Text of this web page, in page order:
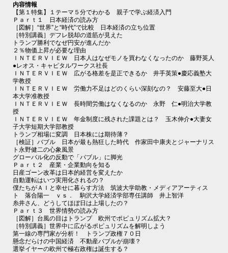
内容情報
【第１特集】１テーマ５分でわかる 親子で学ぶ経済入門
Ｐａｒｔ１ 日本経済の読み方
［図解］“世界”と“時代”で比較 日本経済の立ち位置
［特別講義］デフレ脱却の道筋が見えた
トランプ勝利でなぜ円安が進んだか
２％物価上昇が必要な理由
ＩＮＴＥＲＶＩＥＷ 日本人はなぜモノを買わなくなったのか 藤野英人
●レオス・キャピタルワークス社長
ＩＮＴＥＲＶＩＥＷ 広がる格差を是正できるか 井手英策●慶応義塾大
学教授
ＩＮＴＥＲＶＩＥＷ 労働力不足はどのくらい深刻なの？ 安藤至大●日
本大学准教授
ＩＮＴＥＲＶＩＥＷ 長時間労働はなくなるのか 永野 仁●明治大学教
授
ＩＮＴＥＲＶＩＥＷ 年金制度に残された課題とは？ 玉木伸介●大妻女
子大学短期大学部教授
トランプ相場に変調 日本株には期待薄？
［検証］バブル 日本が最も熱狂した時代 作家田中康夫とジャーナリス
ト永野健二の心象風景
グローバル化の反動で「バブル」に脚光
Ｐａｒｔ２ 産業・企業動向を知る
日産ゴーン改革は日本的経営を変えたか
自動運転はいつ実用化されるの？
僕たちがＡＩと幸せに暮らす方法 筑波大学助教・メディアアーティス
ト 落合陽一 ｖｓ． 駒沢大学経済学部専任講師 井上智洋
糸井さん、どうしてほぼ日は上場したの？
Ｐａｒｔ３ 世界情勢の読み方
［図解］台風の目はトランプ 欧州でポピュリズム拡大？
［特別講義］世界中に広がるポピュリズムを解明しよう
第一線の専門家が分析！ トランプ政権７０日
懸念だらけの中国経済 不動産バブルが崩壊？
選挙イヤーの欧州で極右政権は誕生する？